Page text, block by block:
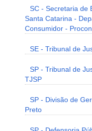
SC - Secretaria de
Santa Catarina -
Consumidor -
SE - Tribunal de
SP - Tribunal de
TJSP
SP - Divisão de
Preto